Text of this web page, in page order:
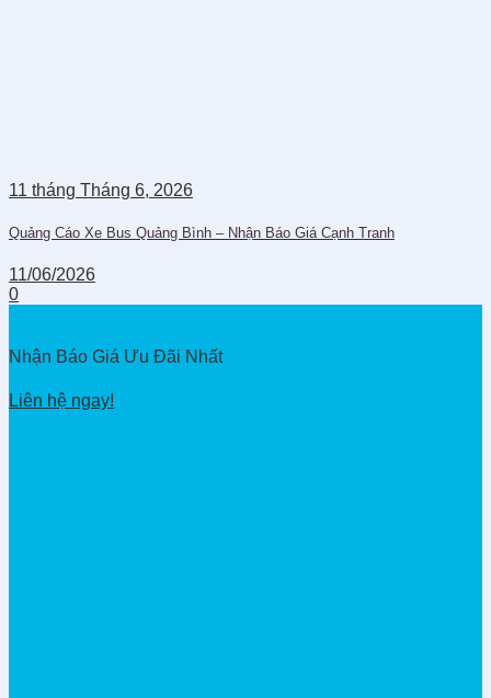
11 tháng Tháng 6, 2026
Quảng Cáo Xe Bus Quảng Bình – Nhận Báo Giá Cạnh Tranh
11/06/2026
0
Nhận Báo Giá Ưu Đãi Nhất
Liên hệ ngay!